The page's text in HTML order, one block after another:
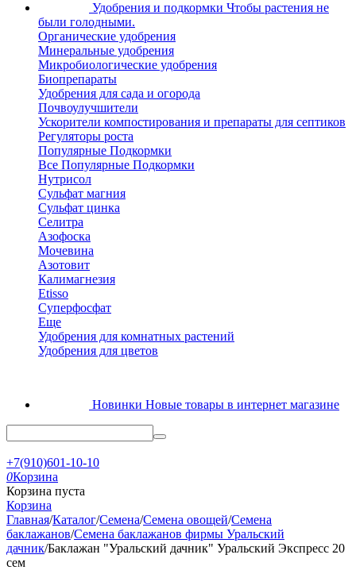
Удобрения и подкормки Чтобы растения не
были голодными.
Органические удобрения
Минеральные удобрения
Микробиологические удобрения
Биопрепараты
Удобрения для сада и огорода
Почвоулучшители
Ускорители компостирования и препараты для септиков
Регуляторы роста
Популярные Подкормки
Все Популярные Подкормки
Нутрисол
Сульфат магния
Сульфат цинка
Селитра
Азофоска
Мочевина
Азотовит
Калимагнезия
Etisso
Суперфосфат
Еще
Удобрения для комнатных растений
Удобрения для цветов
Новинки Новые товары в интернет магазине
+7(910)601-10-10
0Корзина
Корзина пуста
Корзина
Главная/Каталог/Семена/Семена овощей/Семена
баклажанов/Семена баклажанов фирмы Уральский
дачник/Баклажан "Уральский дачник" Уральский Экспресс 20
сем